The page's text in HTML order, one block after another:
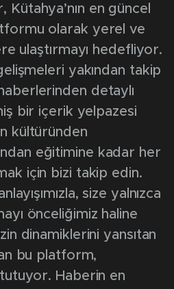
Kütahya’nın en güncel
olarak yerel ve
ulaştırmayı hedefliyor.
yakından takip
detaylı
bir içerik yelpazesi
kültüründen
eğitimine kadar her
için bizi takip edin.
size yalnızca
önceliğimiz haline
dinamiklerini yansıtan
bu platform,
tutuyor. Haberin en